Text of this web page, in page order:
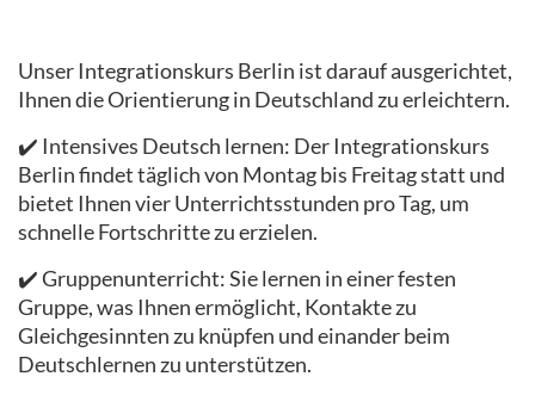
Unser Integrationskurs Berlin ist darauf ausgerichtet,
Ihnen die Orientierung in Deutschland zu erleichtern.
✔️ Intensives Deutsch lernen: Der Integrationskurs
Berlin findet täglich von Montag bis Freitag statt und
bietet Ihnen vier Unterrichtsstunden pro Tag, um
schnelle Fortschritte zu erzielen.
✔️ Gruppenunterricht: Sie lernen in einer festen
Gruppe, was Ihnen ermöglicht, Kontakte zu
Gleichgesinnten zu knüpfen und einander beim
Deutschlernen zu unterstützen.